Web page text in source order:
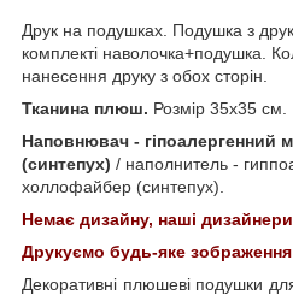
Друк на подушках. Подушка з
комплекті наволочка+подушка.
нанесення друку з обох сторін.
Тканина плюш. Розмір 35х35 см.
Наповнювач - гіпоалергенний
(синтепух) / наполнитель -
холлофайбер (синтепух).
Немає дизайну, наші
Друкуємо будь-яке
Декоративні плюшеві подушки